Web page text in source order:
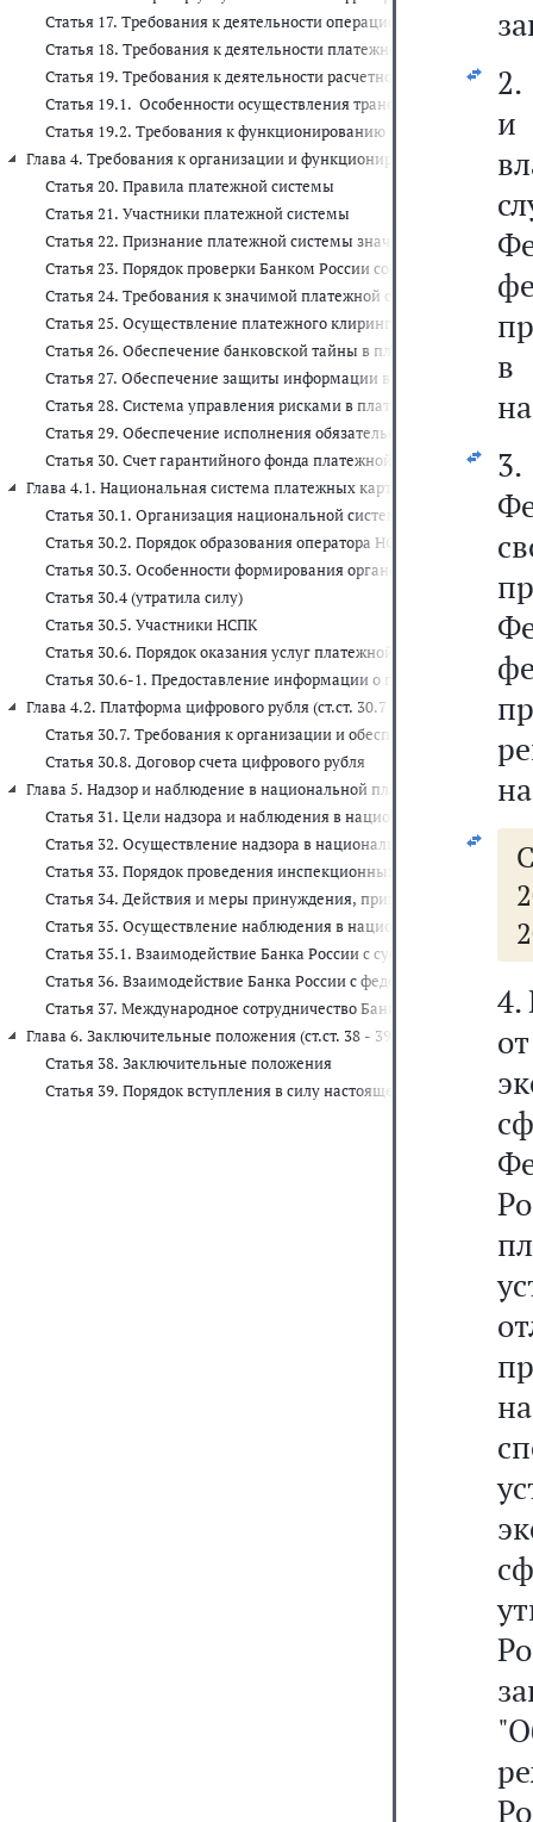
Статья 17. Требования к деятельности операционного центра
Статья 18. Требования к деятельности платежного клирингового
Статья 19. Требования к деятельности расчетного центра
Статья 19.1. Особенности осуществления трансграничного
Статья 19.2. Требования к функционированию иностранных
Глава 4. Требования к организации и функционированию платежных
Статья 20. Правила платежной системы
Статья 21. Участники платежной системы
Статья 22. Признание платежной системы значимой
Статья 23. Порядок проверки Банком России соответствия
Статья 24. Требования к значимой платежной системе
Статья 25. Осуществление платежного клиринга и расчета в
Статья 26. Обеспечение банковской тайны в платежной системе
Статья 27. Обеспечение защиты информации в платежной
Статья 28. Система управления рисками в платежной системе
Статья 29. Обеспечение исполнения обязательств участников
Статья 30. Счет гарантийного фонда платежной системы
Глава 4.1. Национальная система платежных карт (ст.ст. 30.1 - 30.6-1)
Статья 30.1. Организация национальной системы платежных карт
Статья 30.2. Порядок образования оператора НСПК
Статья 30.3. Особенности формирования органов управления
Статья 30.4 (утратила силу)
Статья 30.5. Участники НСПК
Статья 30.6. Порядок оказания услуг платежной инфраструктуры
Статья 30.6-1. Предоставление информации о платежных
Глава 4.2. Платформа цифрового рубля (ст.ст. 30.7 - 30.8)
Статья 30.7. Требования к организации и обеспечению
Статья 30.8. Договор счета цифрового рубля
Глава 5. Надзор и наблюдение в национальной платежной системе
Статья 31. Цели надзора и наблюдения в национальной
Статья 32. Осуществление надзора в национальной платежной
Статья 33. Порядок проведения инспекционных проверок
Статья 34. Действия и меры принуждения, применяемые Банком
Статья 35. Осуществление наблюдения в национальной
Статья 35.1. Взаимодействие Банка России с субъектами
Статья 36. Взаимодействие Банка России с федеральными
Статья 37. Международное сотрудничество Банка России по
Глава 6. Заключительные положения (ст.ст. 38 - 39)
Статья 38. Заключительные положения
Статья 39. Порядок вступления в силу настоящего Федерального
2.
и
в
4.